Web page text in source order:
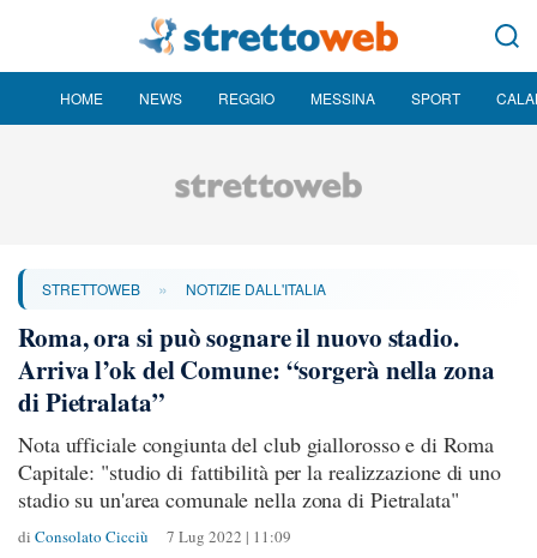
HOME NEWS REGGIO MESSINA SPORT
STRETTOWEB » NOTIZIE DALL'ITALIA
Roma, ora si può sognare il nuovo stadio.
Arriva l’ok del Comune: “sorgerà nella zona
di Pietralata”
Nota ufficiale congiunta del club giallorosso e di Roma
Capitale: "studio di fattibilità per la realizzazione di uno
stadio su un'area comunale nella zona di Pietralata"
di Consolato Cicciù 7 Lug 2022 | 11:09